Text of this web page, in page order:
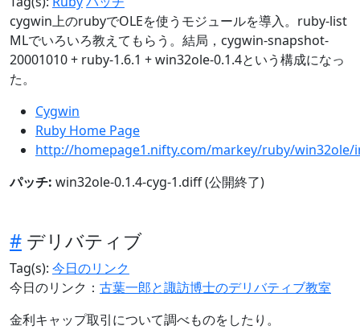
cygwin上のrubyでOLEを使うモジュールを導入。ruby-list
MLでいろいろ教えてもらう。結局，cygwin-snapshot-
20001010 + ruby-1.6.1 + win32ole-0.1.4という構成になっ
た。
Cygwin
Ruby Home Page
http://homepage1.nifty.com/markey/ruby/win32ole/
パッチ: win32ole-0.1.4-cyg-1.diff (公開終了)
# デリバティブ
Tag(s): 今日のリンク
今日のリンク： 古葉一郎と諏訪博士のデリバティブ教室
金利キャップ取引について調べものをしたり。